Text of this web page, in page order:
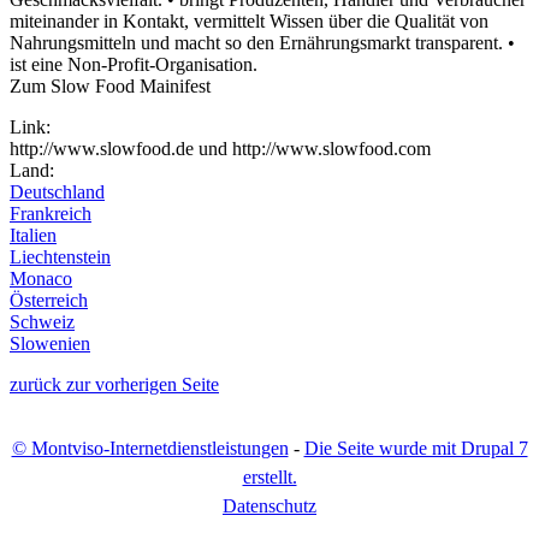
miteinander in Kontakt, vermittelt Wissen über die Qualität von
Nahrungsmitteln und macht so den Ernährungsmarkt transparent. •
ist eine Non-Profit-Organisation.
Zum Slow Food Mainifest
Link:
http://www.slowfood.de und http://www.slowfood.com
Land:
Deutschland
Frankreich
Italien
Liechtenstein
Monaco
Österreich
Schweiz
Slowenien
zurück zur vorherigen Seite
© Montviso-Internetdienstleistungen - Die Seite wurde mit Drupal 7
erstellt.
Datenschutz